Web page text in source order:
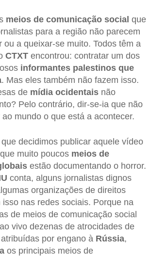
meios de comunicação social que
para a região não parecem
ou a queixar-se muito. Todos têm a
CTXT encontrou: contratar um dos
informantes palestinos que
. Mas eles também não fazem isso.
de mídia ocidentais não
Pelo contrário, dir-se-ia que não
mundo o que está a acontecer.
decidimos publicar aquele vídeo
muito poucos meios de
estão documentando o horror.
conta, alguns jornalistas dignos
organizações de direitos
isso nas redes sociais. Porque na
de meios de comunicação social
vivo dezenas de atrocidades de
por engano à Rússia,
os principais meios de